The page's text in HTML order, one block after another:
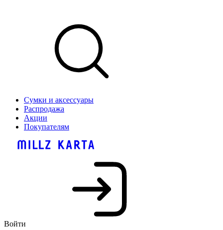
Сумки и аксессуары
Распродажа
Акции
Покупателям
Войти